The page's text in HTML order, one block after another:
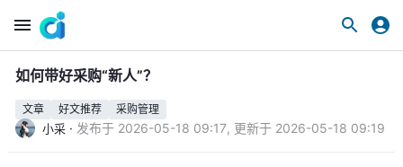
如何带好采购“新人”？
文章 好文推荐 采购管理
小采 · 发布于 2026-05-18 09:17, 更新于 2026-05-18 09:19